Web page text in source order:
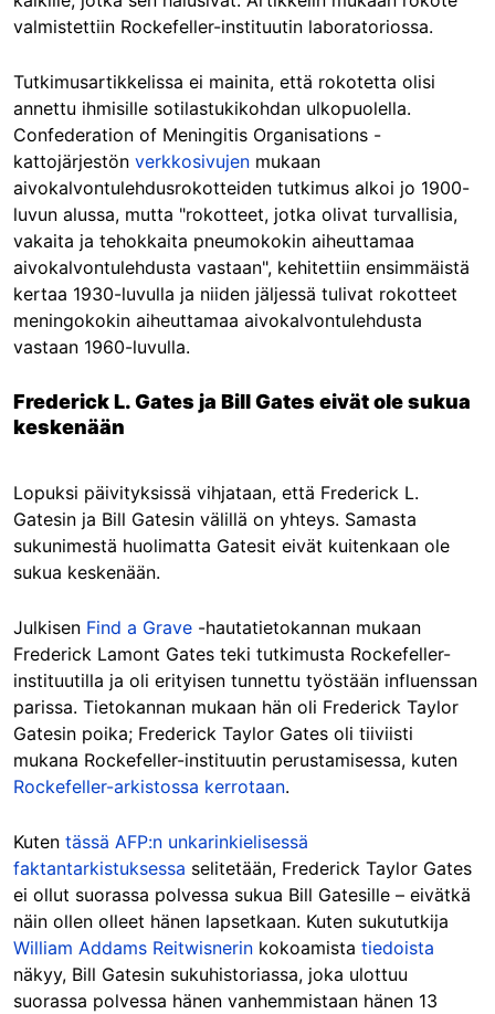
valmistettiin Rockefeller-instituutin laboratoriossa.
Tutkimusartikkelissa ei mainita, että rokotetta olisi
annettu ihmisille sotilastukikohdan ulkopuolella.
Confederation of Meningitis Organisations -
kattojärjestön verkkosivujen mukaan
aivokalvontulehdusrokotteiden tutkimus alkoi jo 1900-
luvun alussa, mutta "rokotteet, jotka olivat turvallisia,
vakaita ja tehokkaita pneumokokin aiheuttamaa
aivokalvontulehdusta vastaan", kehitettiin ensimmäistä
kertaa 1930-luvulla ja niiden jäljessä tulivat rokotteet
meningokokin aiheuttamaa aivokalvontulehdusta
vastaan 1960-luvulla.
Frederick L. Gates ja Bill Gates eivät ole sukua
keskenään
Lopuksi päivityksissä vihjataan, että Frederick L.
Gatesin ja Bill Gatesin välillä on yhteys. Samasta
sukunimestä huolimatta Gatesit eivät kuitenkaan ole
sukua keskenään.
Julkisen Find a Grave -hautatietokannan mukaan
Frederick Lamont Gates teki tutkimusta Rockefeller-
instituutilla ja oli erityisen tunnettu työstään influenssan
parissa. Tietokannan mukaan hän oli Frederick Taylor
Gatesin poika; Frederick Taylor Gates oli tiiviisti
mukana Rockefeller-instituutin perustamisessa, kuten
Rockefeller-arkistossa kerrotaan.
Kuten tässä AFP:n unkarinkielisessä
faktantarkistuksessa selitetään, Frederick Taylor Gates
ei ollut suorassa polvessa sukua Bill Gatesille – eivätkä
näin ollen olleet hänen lapsetkaan. Kuten sukututkija
William Addams Reitwisnerin kokoamista tiedoista
näkyy, Bill Gatesin sukuhistoriassa, joka ulottuu
suorassa polvessa hänen vanhemmistaan hänen 13